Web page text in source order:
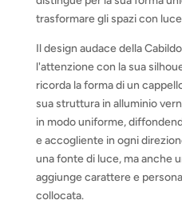
trasformare gli spazi con
Il design audace della
l'attenzione con la sua
ricorda la forma di un
sua struttura in alluminio
in modo uniforme,
e accogliente in ogni
una fonte di luce, ma anche
aggiunge carattere e
collocata.